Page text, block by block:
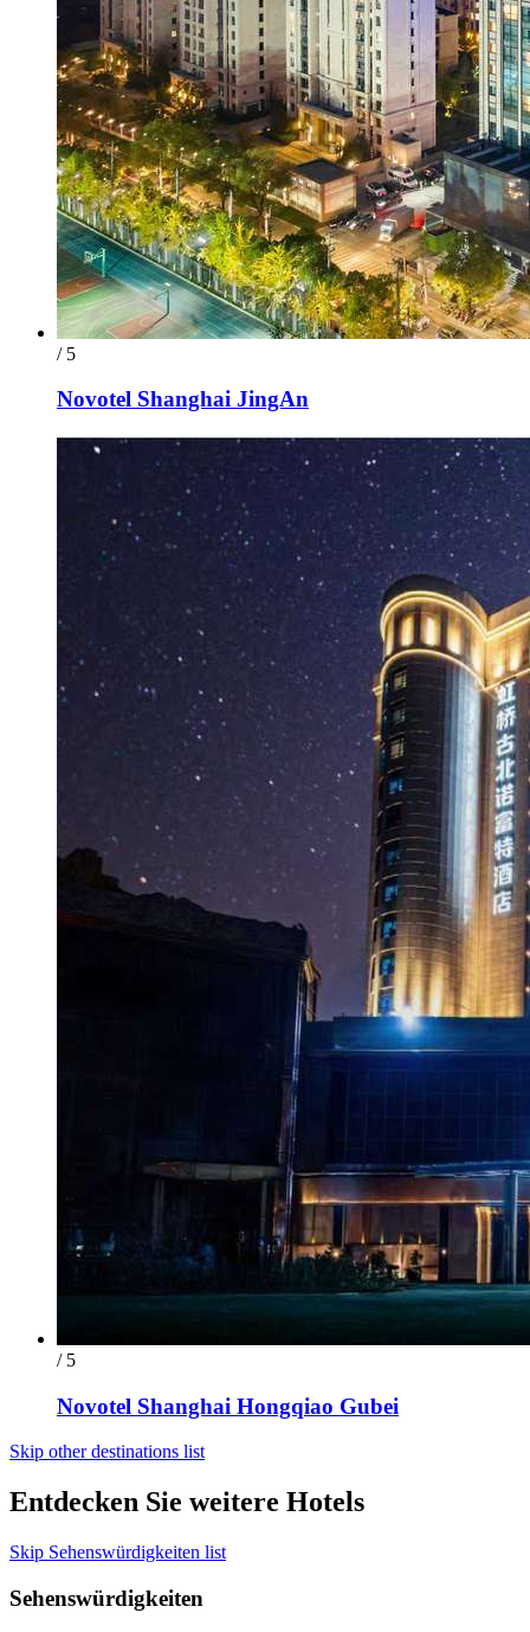
/ 5
Novotel Shanghai JingAn
/ 5
Novotel Shanghai Hongqiao Gubei
Skip other destinations list
Entdecken Sie weitere Hotels
Skip Sehenswürdigkeiten list
Sehenswürdigkeiten